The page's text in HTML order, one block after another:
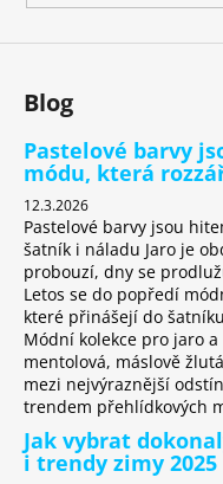
Blog
Pastelové barvy
módu, která
12.3.2026
Pastelové barvy jsou
šatník i náladu Jaro je
probouzí, dny se
Letos se do popředí
které přinášejí do
Módní kolekce pro jaro
mentolová, máslově
mezi nejvýraznější
trendem přehlídkových
Jak vybrat
i trendy zimy 2025